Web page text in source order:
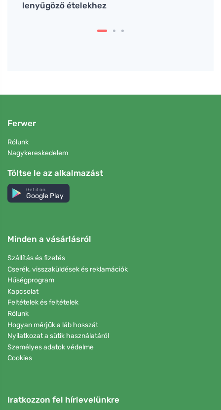
lenyűgöző ételekhez
Ferwer
Rólunk
Nagykereskedelem
Töltse le az alkalmazást
Get it on
Google Play
Minden a vásárlásról
Szállítás és fizetés
Cserék, visszaküldések és reklamációk
Hűségprogram
Kapcsolat
Feltételek és feltételek
Rólunk
Hogyan mérjük a láb hosszát
Nyilatkozat a sütik használatáról
Személyes adatok védelme
Cookies
Iratkozzon fel hírlevelünkre